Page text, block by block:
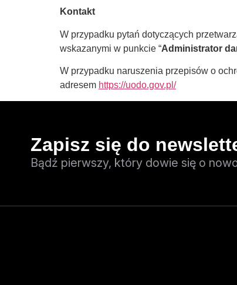
Kontakt
W przypadku pytań dotyczących
wskazanymi w punkcie “Administrator
W przypadku naruszenia przepisów o
adresem https://uodo.gov.pl/
Zapisz się do
Bądź pierwszy, który dowie się o